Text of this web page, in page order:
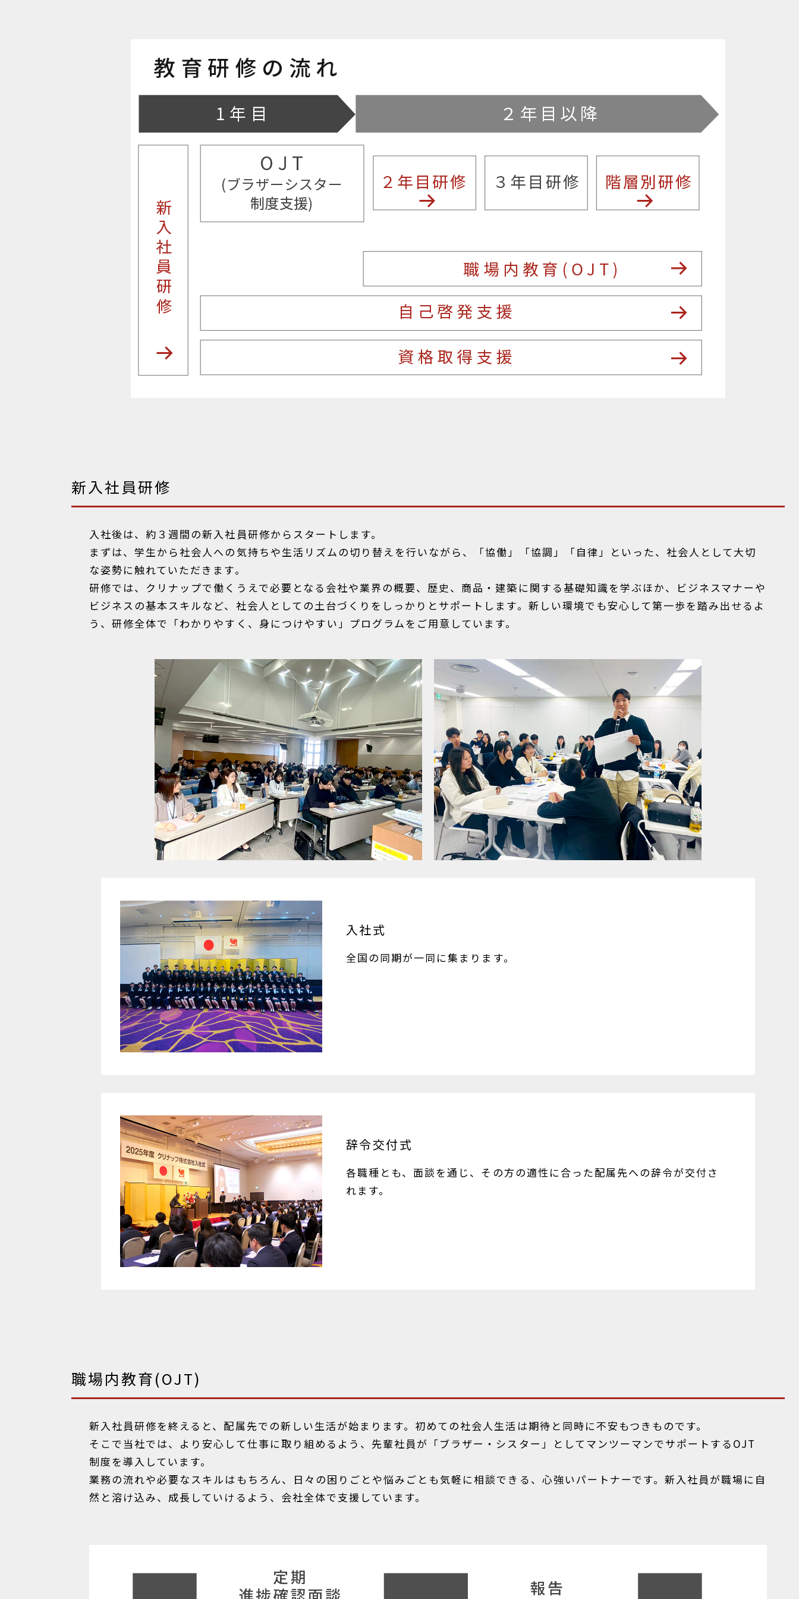
新入社員研修
入社後は、約３週間の新入社員研修からスタートします。
まずは、学生から社会人への気持ちや生活リズムの切り替えを行いながら、「協働」「協調」「自律」といった、社会人として大切
な姿勢に触れていただきます。
研修では、クリナップで働くうえで必要となる会社や業界の概要、歴史、商品・建築に関する基礎知識を学ぶほか、ビジネスマナーや
ビジネスの基本スキルなど、社会人としての土台づくりをしっかりとサポートします。新しい環境でも安心して第一歩を踏み出せるよ
う、研修全体で「わかりやすく、身につけやすい」プログラムをご用意しています。
入社式
全国の同期が一同に集まります。
辞令交付式
各職種とも、面談を通じ、その方の適性に合った配属先への辞令が交付さ
れます。
職場内教育(OJT)
新入社員研修を終えると、配属先での新しい生活が始まります。初めての社会人生活は期待と同時に不安もつきものです。
そこで当社では、より安心して仕事に取り組めるよう、先輩社員が「ブラザー・シスター」としてマンツーマンでサポートするOJT
制度を導入しています。
業務の流れや必要なスキルはもちろん、日々の困りごとや悩みごとも気軽に相談できる、心強いパートナーです。新入社員が職場に自
然と溶け込み、成長していけるよう、会社全体で支援しています。